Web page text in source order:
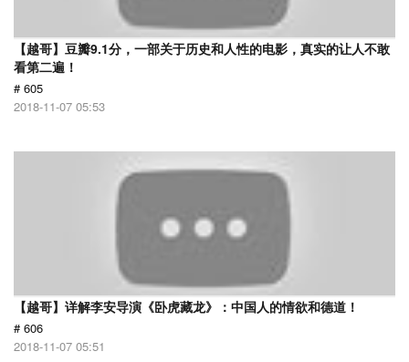
【越哥】豆瓣9.1分，一部关于历史和人性的电影，真实的让人不敢
看第二遍！
# 605
2018-11-07 05:53
【越哥】详解李安导演《卧虎藏龙》：中国人的情欲和德道！
# 606
2018-11-07 05:51